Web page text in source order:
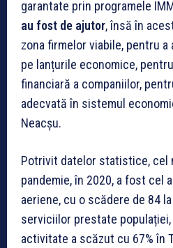
garantate prin programele
au fost de ajutor, însă în
zona firmelor viabile, pentru
pe lanțurile economice,
financiară a companiilor,
adecvată în sistemul
Neacșu.
Potrivit datelor statistice, cel
pandemie, în 2020, a fost cel
aeriene, cu o scădere de 84
serviciilor prestate
activitate a scăzut cu 67% în